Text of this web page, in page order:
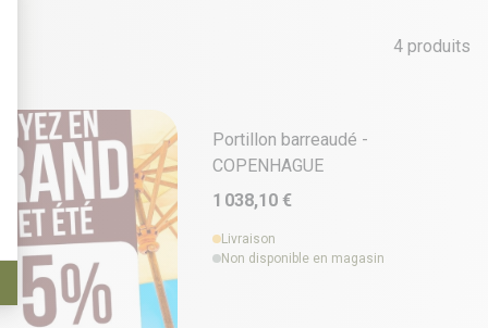
4 produits
Portillon barreaudé -
COPENHAGUE
1 038,10 €
Livraison
Non disponible en magasin
: Personnalisez vos Options